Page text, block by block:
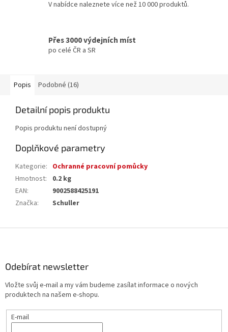
V nabídce naleznete více než 10 000 produktů.
Přes 3000 výdejních míst
po celé ČR a SR
Popis Podobné (16)
Detailní popis produktu
Popis produktu není dostupný
Doplňkové parametry
Kategorie: Ochranné pracovní pomůcky
Hmotnost:
0.2 kg
EAN:
9002588425191
Značka: Schuller
Odebírat newsletter
Vložte svůj e-mail a my vám budeme zasílat informace o nových
produktech na našem e-shopu.
E-mail